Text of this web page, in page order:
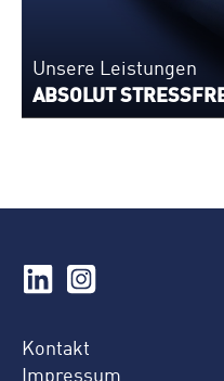
Unsere Leistungen
ABSOLUT
Kontakt
Impressum